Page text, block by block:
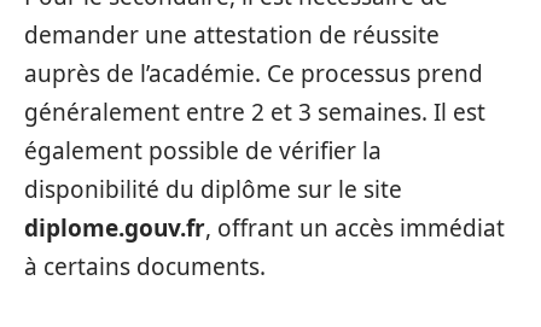
demander une attestation de réussite
auprès de l’académie. Ce processus prend
généralement entre 2 et 3 semaines. Il est
également possible de vérifier la
disponibilité du diplôme sur le site
diplome.gouv.fr, offrant un accès immédiat
à certains documents.